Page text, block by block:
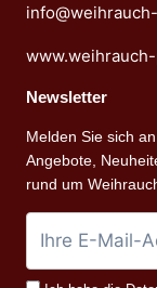
Newsletter
Melden Sie sich
Angebote,
rund um